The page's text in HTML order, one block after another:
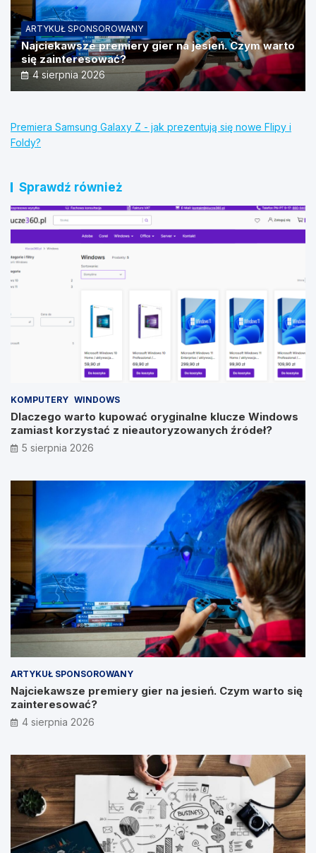
ARTYKUŁ SPONSOROWANY
Najciekawsze premiery gier na jesień. Czym warto
się zainteresować?
4 sierpnia 2026
Premiera Samsung Galaxy Z - jak prezentują się nowe Flipy i
Foldy?
Sprawdź również
KOMPUTERY WINDOWS
Dlaczego warto kupować oryginalne klucze Windows
zamiast korzystać z nieautoryzowanych źródeł?
5 sierpnia 2026
ARTYKUŁ SPONSOROWANY
Najciekawsze premiery gier na jesień. Czym warto się
zainteresować?
4 sierpnia 2026